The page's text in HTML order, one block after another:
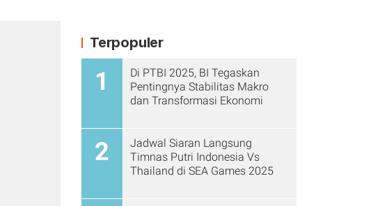
Terpopuler
1
Di PTBI 2025, BI Tegaskan
Pentingnya Stabilitas Makro
dan Transformasi Ekonomi
2
Jadwal Siaran Langsung
Timnas Putri Indonesia Vs
Thailand di SEA Games 2025